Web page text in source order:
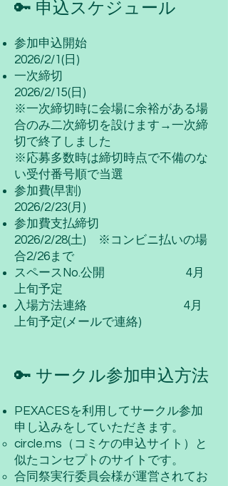
🔑 申込スケジュール
参加申込開始
2026/2/1(日)
一次締切
2026/2/15(日)
※一次締切時に会場に余裕がある場
合のみ二次締切を設けます→一次締
切で終了しました
​※応募多数時は締切時点で不備のな
い受付番号順で当選
参加費(早割)
2026/2/23(月)
参加費支払締切
2026/2/28(土) ※コンビニ払いの場
合2/26まで
スペースNo.公開 4月
上旬予定
入場方法連絡 4月
上旬予定(メールで連絡)
🔑 サークル参加申込方法
PEXACESを利用してサークル参加
申し込みをしていただきます。
circle.ms（コミケの申込サイト）と
似たコンセプトのサイトです。
合同祭実行委員会様が運営されてお